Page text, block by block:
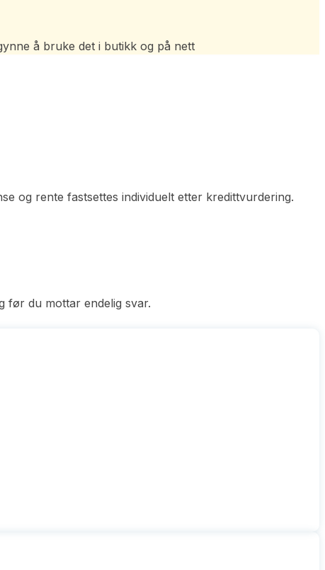
å bruke det i butikk og på nett
og rente fastsettes individuelt etter kredittvurdering.
før du mottar endelig svar.